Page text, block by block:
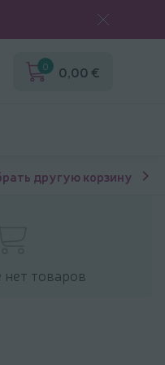
0 0,00 €
другую корзину
нет товаров